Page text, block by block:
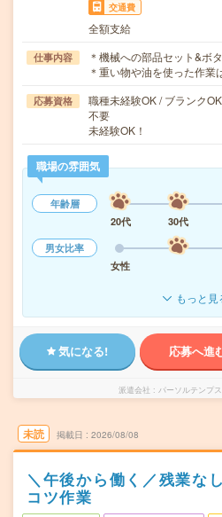
交通費
全額支給
仕事内容
＊機械への部品セット&ボ
＊重い物や油を使った作
応募資格
職種未経験OK / ブランク
不要
未経験OK！
職場の雰囲気
年齢層
20代
30代
男女比率
女性
もっと見
気になる! 応募へ進
派遣会社 パーソルテンプ
未読 掲載日 2026/08/08
＼午後から働く／残業な
コツ作業